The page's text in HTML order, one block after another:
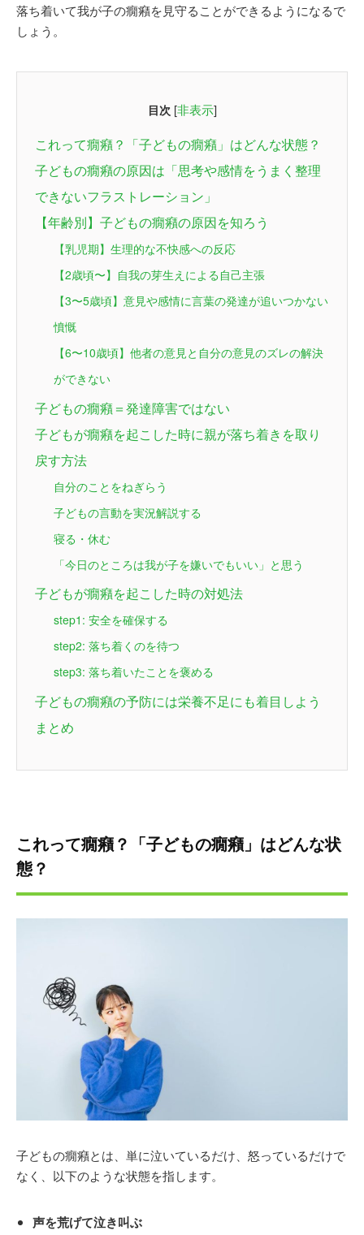
落ち着いて我が子の癇癪を見守ることができるようになるで
しょう。
目次 [非表示]
これって癇癪？「子どもの癇癪」はどんな状態？
子どもの癇癪の原因は「思考や感情をうまく整理
できないフラストレーション」
【年齢別】子どもの癇癪の原因を知ろう
【乳児期】生理的な不快感への反応
【2歳頃〜】自我の芽生えによる自己主張
【3〜5歳頃】意見や感情に言葉の発達が追いつかない
憤慨
【6〜10歳頃】他者の意見と自分の意見のズレの解決
ができない
子どもの癇癪＝発達障害ではない
子どもが癇癪を起こした時に親が落ち着きを取り
戻す方法
自分のことをねぎらう
子どもの言動を実況解説する
寝る・休む
「今日のところは我が子を嫌いでもいい」と思う
子どもが癇癪を起こした時の対処法
step1: 安全を確保する
step2: 落ち着くのを待つ
step3: 落ち着いたことを褒める
子どもの癇癪の予防には栄養不足にも着目しよう
まとめ
これって癇癪？「子どもの癇癪」はどんな状
態？
子どもの癇癪とは、単に泣いているだけ、怒っているだけで
なく、以下のような状態を指します。
声を荒げて泣き叫ぶ